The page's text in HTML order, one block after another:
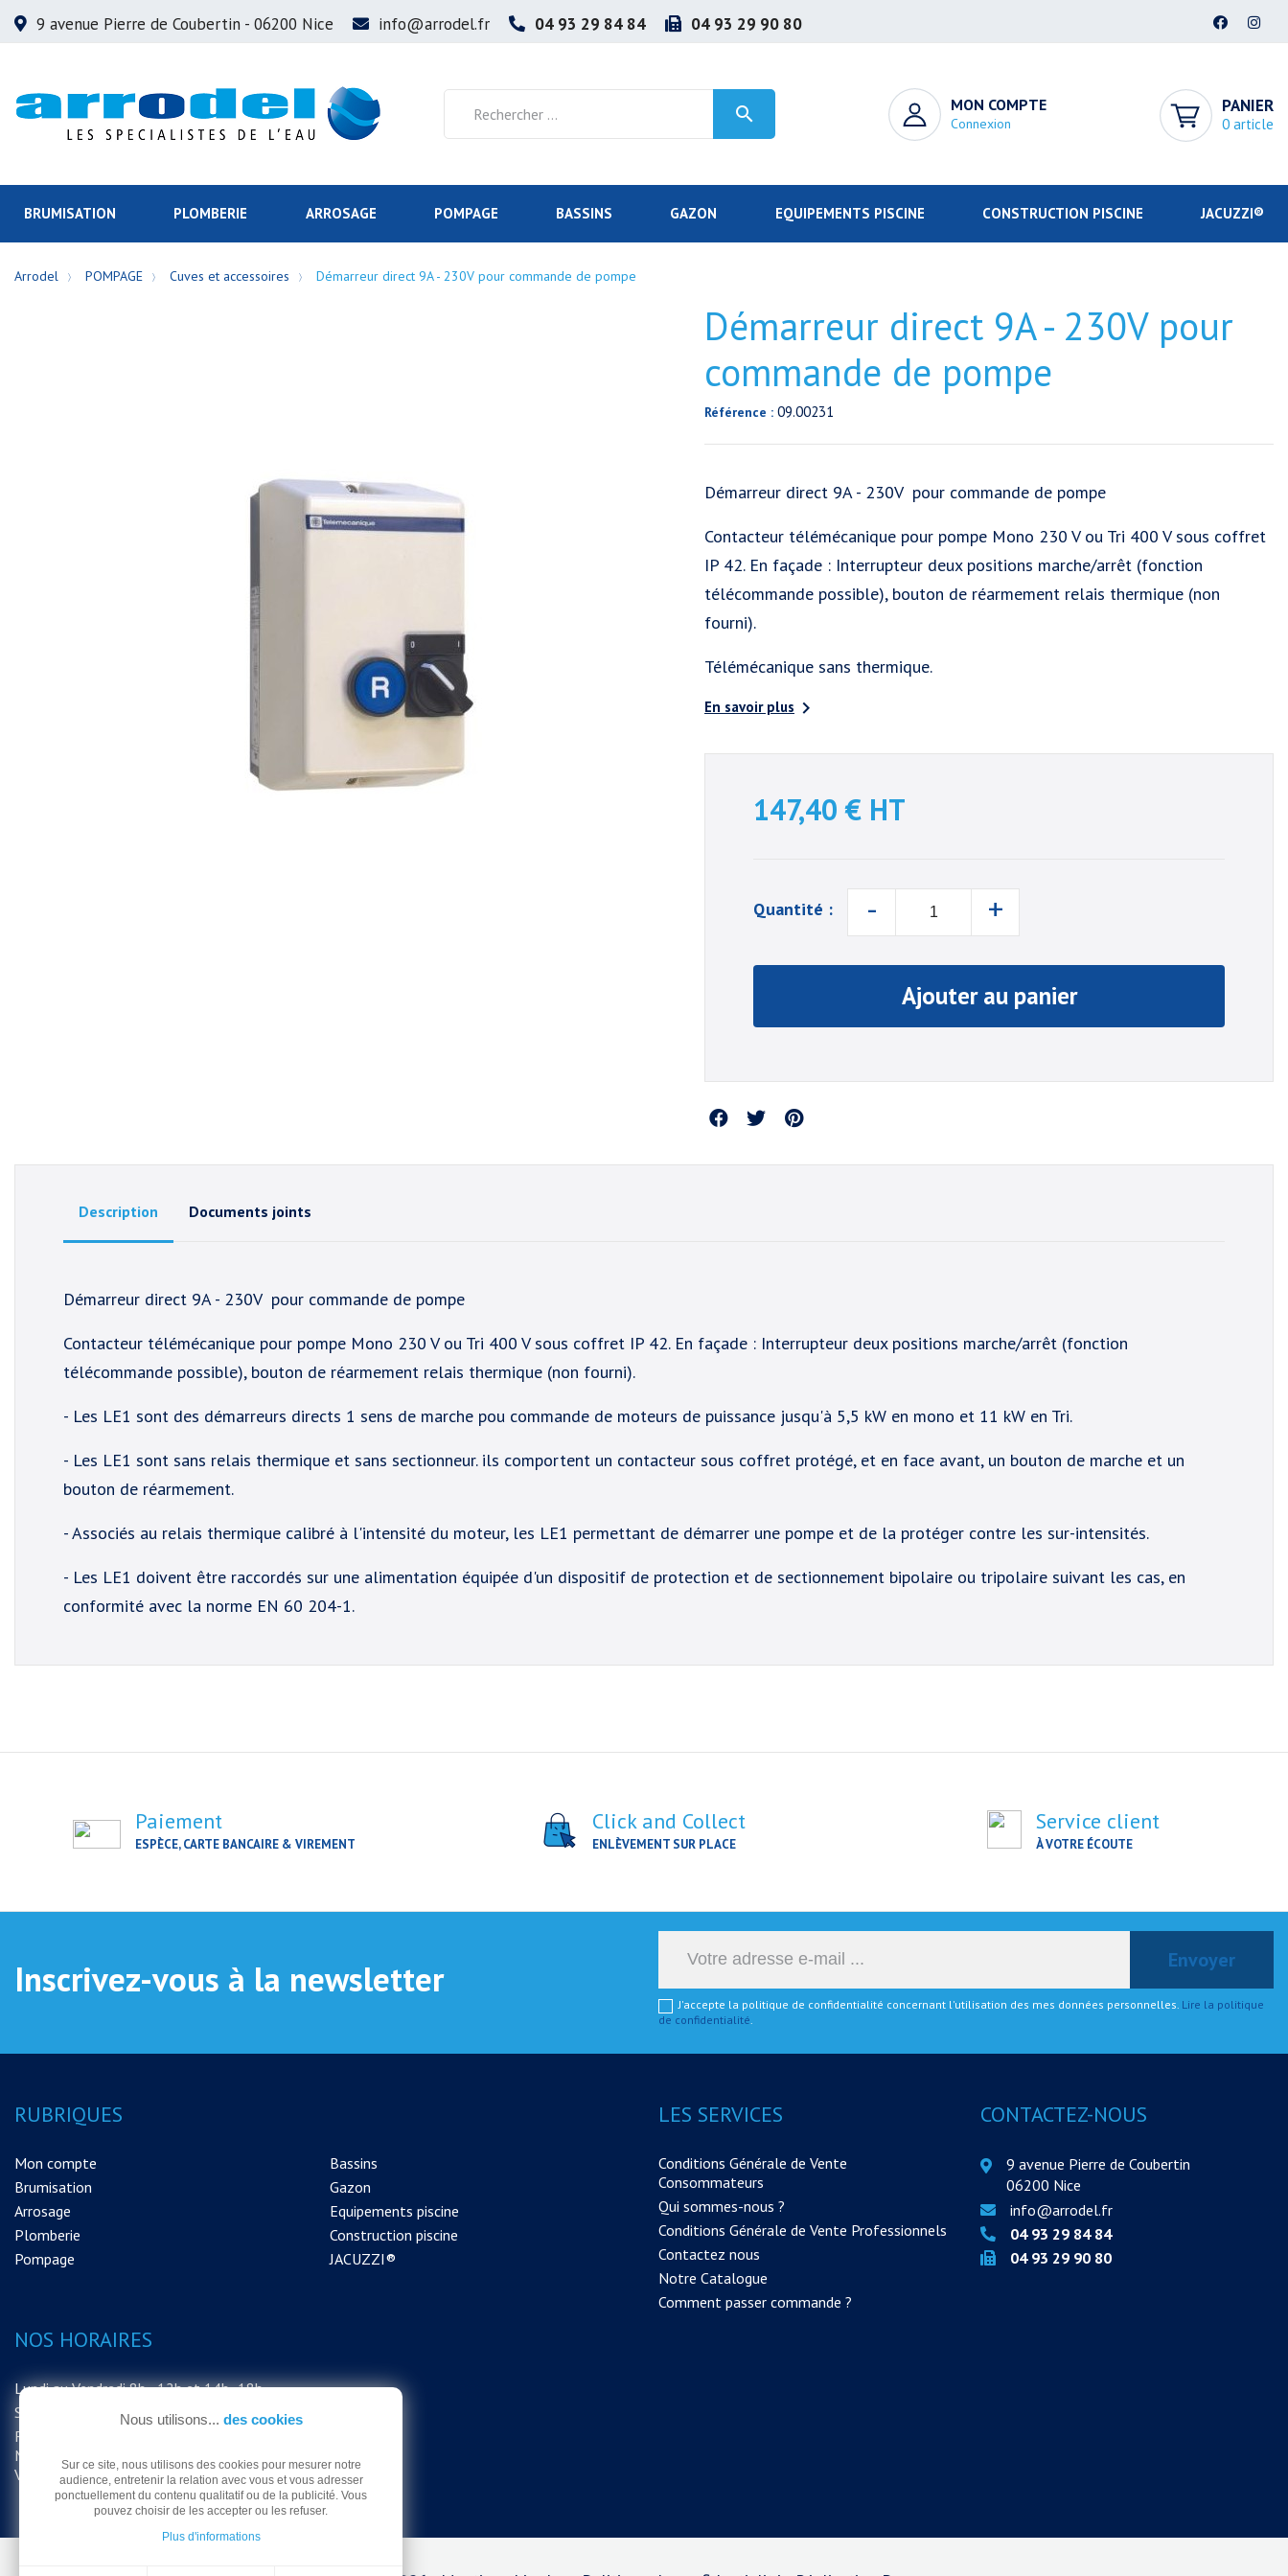
9 avenue Pierre de Coubertin - 06200 Nice info@arrodel.fr 04 93 29 84 84 04 93 29 90 80
 MON COMPTE
Connexion
PANIER
0 article
BRUMISATION PLOMBERIE ARROSAGE POMPAGE BASSINS GAZON EQUIPEMENTS PISCINE CONSTRUCTION PISCINE JACUZZI®
Arrodel POMPAGE Cuves et accessoires Démarreur direct 9A - 230V pour commande de pompe
Démarreur direct 9A - 230V pour
commande de pompe
Référence : 09.00231
Démarreur direct 9A - 230V pour commande de pompe
Contacteur télémécanique pour pompe Mono 230 V ou Tri 400 V sous coffret
IP 42. En façade : Interrupteur deux positions marche/arrêt (fonction
télécommande possible), bouton de réarmement relais thermique (non
fourni).
Télémécanique sans thermique.
En savoir plus 
147,40 € HT
Quantité : - +
Ajouter au panier
Partager
Description Documents joints
Démarreur direct 9A - 230V pour commande de pompe
Contacteur télémécanique pour pompe Mono 230 V ou Tri 400 V sous coffret IP 42. En façade : Interrupteur deux positions marche/arrêt (fonction
télécommande possible), bouton de réarmement relais thermique (non fourni).
- Les LE1 sont des démarreurs directs 1 sens de marche pou commande de moteurs de puissance jusqu'à 5,5 kW en mono et 11 kW en Tri.
- Les LE1 sont sans relais thermique et sans sectionneur. ils comportent un contacteur sous coffret protégé, et en face avant, un bouton de marche et un
bouton de réarmement.
- Associés au relais thermique calibré à l'intensité du moteur, les LE1 permettant de démarrer une pompe et de la protéger contre les sur-intensités.
- Les LE1 doivent être raccordés sur une alimentation équipée d'un dispositif de protection et de sectionnement bipolaire ou tripolaire suivant les cas, en
conformité avec la norme EN 60 204-1.
Paiement
ESPÈCE, CARTE BANCAIRE & VIREMENT
Click and Collect
ENLÈVEMENT SUR PLACE
Service client
À VOTRE ÉCOUTE
Inscrivez-vous à la newsletter
J'accepte la politique de confidentialité concernant l'utilisation des mes données personnelles. Lire la politique
de confidentialité
RUBRIQUES
Mon compte
Brumisation
Arrosage
Plomberie
Pompage
Bassins
Gazon
Equipements piscine
Construction piscine
JACUZZI®
LES SERVICES
Conditions Générale de Vente
Consommateurs
Qui sommes-nous ?
Conditions Générale de Vente Professionnels
Contactez nous
Notre Catalogue
Comment passer commande ?
NOS HORAIRES
Lundi au Vendredi 8h - 12h et 14h -18h
Samedi 8h - 12h
FERMETURE EXCEPTIONNELLE DU
MAGASIN LE SAMEDI 15 AOUT MERCI DE
VOTRE COMPRÉHENSION
CONTACTEZ-NOUS
9 avenue Pierre de Coubertin
06200 Nice
info@arrodel.fr
04 93 29 84 84
04 93 29 90 80
Nous utilisons... des cookies
Sur ce site, nous utilisons des cookies pour mesurer notre
audience, entretenir la relation avec vous et vous adresser
ponctuellement du contenu qualitatif ou de la publicité. Vous
pouvez choisir de les accepter ou les refuser.
Plus d'informations